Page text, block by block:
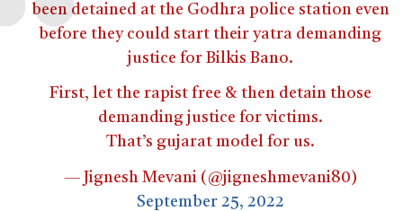
been detained at the Godhra police station even
before they could start their yatra demanding
justice for Bilkis Bano.
First, let the rapist free & then detain those
demanding justice for victims.
That’s gujarat model for us.
— Jignesh Mevani (@jigneshmevani80)
September 25, 2022